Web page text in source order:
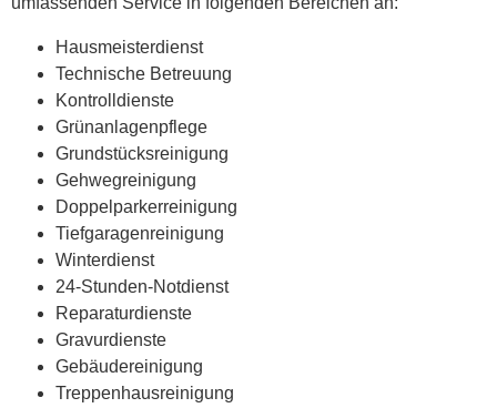
Hausmeisterdienst
Technische Betreuung
Kontrolldienste
Grünanlagenpflege
Grundstücksreinigung
Gehwegreinigung
Doppelparkerreinigung
Tiefgaragenreinigung
Winterdienst
24-Stunden-Notdienst
Reparaturdienste
Gravurdienste
Gebäudereinigung
Treppenhausreinigung